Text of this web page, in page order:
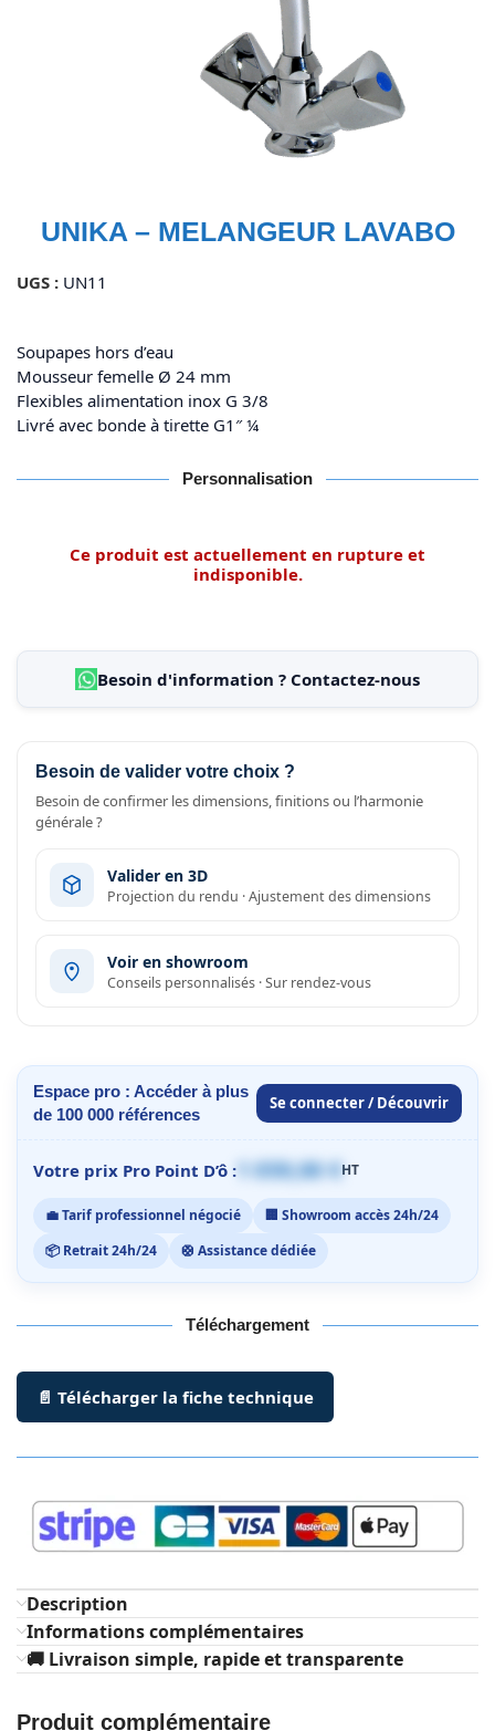
UNIKA – MELANGEUR LAVABO
UGS : UN11
Soupapes hors d’eau
Mousseur femelle Ø 24 mm
Flexibles alimentation inox G 3/8
Livré avec bonde à tirette G1″ ¼
Personnalisation
Ce produit est actuellement en rupture et
indisponible.
Besoin d'information ? Contactez-nous
Besoin de valider votre choix ?
Besoin de confirmer les dimensions, finitions ou l’harmonie
générale ?
Valider en 3D
Projection du rendu · Ajustement des dimensions
Voir en showroom
Conseils personnalisés · Sur rendez-vous
Espace pro : Accéder à plus
de 100 000 références
Se connecter / Découvrir
Votre prix Pro Point D’ô : 1 059,00 €HT
💼 Tarif professionnel négocié
🏢 Showroom accès 24h/24
📦 Retrait 24h/24
🛟 Assistance dédiée
Téléchargement
📄 Télécharger la fiche technique
Description
Informations complémentaires
🚚 Livraison simple, rapide et transparente
Produit complémentaire